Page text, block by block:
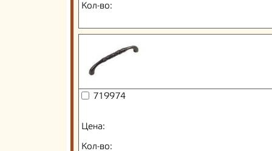
Кол-во:
719974
Цена:
Кол-во: